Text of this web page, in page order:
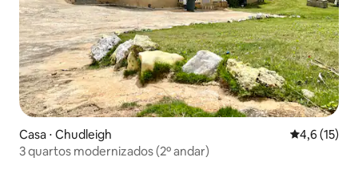
Casa ⋅ Chudleigh 4,6 de uma
4,6 (15)
3 quartos modernizados (2º andar)